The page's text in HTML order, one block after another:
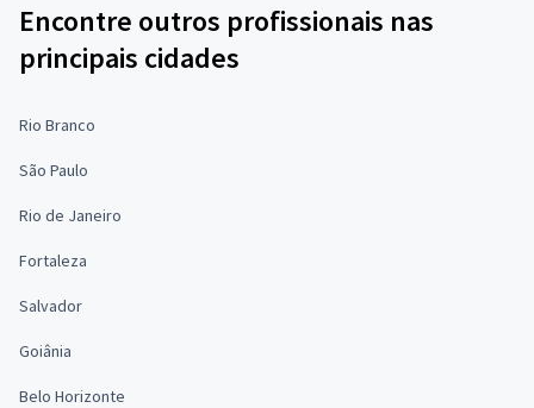
Encontre outros profissionais nas
principais cidades
Rio Branco
São Paulo
Rio de Janeiro
Fortaleza
Salvador
Goiânia
Belo Horizonte